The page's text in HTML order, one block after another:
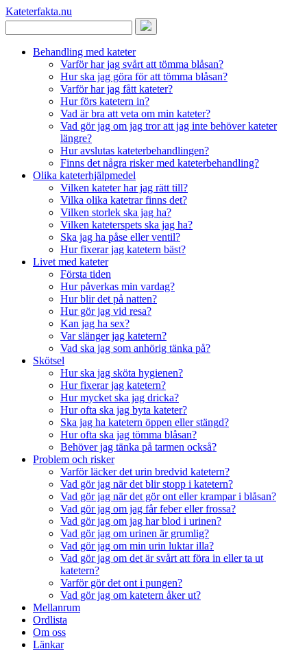
Kateterfakta.nu
Behandling med kateter
Varför har jag svårt att tömma blåsan?
Hur ska jag göra för att tömma blåsan?
Varför har jag fått kateter?
Hur förs katetern in?
Vad är bra att veta om min kateter?
Vad gör jag om jag tror att jag inte behöver kateter
längre?
Hur avslutas kateterbehandlingen?
Finns det några risker med kateterbehandling?
Olika kateterhjälpmedel
Vilken kateter har jag rätt till?
Vilka olika katetrar finns det?
Vilken storlek ska jag ha?
Vilken kateterspets ska jag ha?
Ska jag ha påse eller ventil?
Hur fixerar jag katetern bäst?
Livet med kateter
Första tiden
Hur påverkas min vardag?
Hur blir det på natten?
Hur gör jag vid resa?
Kan jag ha sex?
Var slänger jag katetern?
Vad ska jag som anhörig tänka på?
Skötsel
Hur ska jag sköta hygienen?
Hur fixerar jag katetern?
Hur mycket ska jag dricka?
Hur ofta ska jag byta kateter?
Ska jag ha katetern öppen eller stängd?
Hur ofta ska jag tömma blåsan?
Behöver jag tänka på tarmen också?
Problem och risker
Varför läcker det urin bredvid katetern?
Vad gör jag när det blir stopp i katetern?
Vad gör jag när det gör ont eller krampar i blåsan?
Vad gör jag om jag får feber eller frossa?
Vad gör jag om jag har blod i urinen?
Vad gör jag om urinen är grumlig?
Vad gör jag om min urin luktar illa?
Vad gör jag om det är svårt att föra in eller ta ut
katetern?
Varför gör det ont i pungen?
Vad gör jag om katetern åker ut?
Mellanrum
Ordlista
Om oss
Länkar